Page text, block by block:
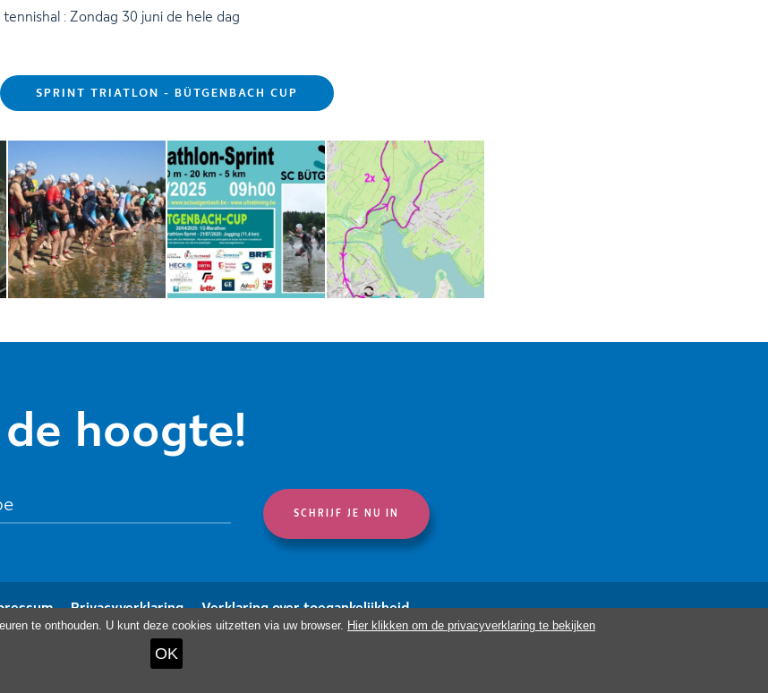
tennishal : Zondag 30 juni de hele dag
SPRINT TRIATLON - BÜTGENBACH CUP
de hoogte!
Privacyverklaring Verklaring over toegankelijkheid
ViDo Ostbelgien
te onthouden. U kunt deze cookies uitzetten via uw browser. Hier klikken om de privacyverklaring te bekijken
OK